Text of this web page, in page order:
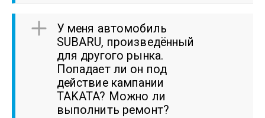
У меня автомобиль
SUBARU, произведённый
для другого рынка.
Попадает ли он под
действие кампании
TAKATA? Можно ли
выполнить ремонт?